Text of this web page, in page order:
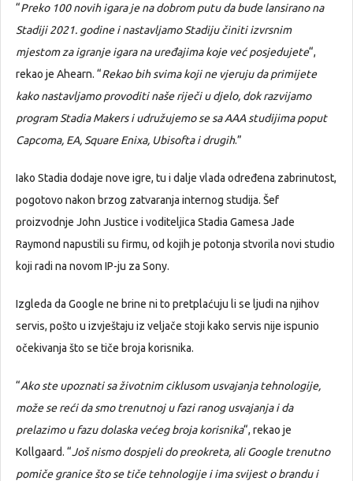
“Preko 100 novih igara je na dobrom putu da bude lansirano na
Stadiji 2021. godine i nastavljamo Stadiju činiti izvrsnim
mjestom za igranje igara na uređajima koje već posjedujete“,
rekao je Ahearn. “Rekao bih svima koji ne vjeruju da primijete
kako nastavljamo provoditi naše riječi u djelo, dok razvijamo
program Stadia Makers i udružujemo se sa AAA studijima poput
Capcoma, EA, Square Enixa, Ubisofta i drugih.”
Iako Stadia dodaje nove igre, tu i dalje vlada određena zabrinutost,
pogotovo nakon brzog zatvaranja internog studija. Šef
proizvodnje John Justice i voditeljica Stadia Gamesa Jade
Raymond napustili su firmu, od kojih je potonja stvorila novi studio
koji radi na novom IP-ju za Sony.
Izgleda da Google ne brine ni to pretplaćuju li se ljudi na njihov
servis, pošto u izvještaju iz veljače stoji kako servis nije ispunio
očekivanja što se tiče broja korisnika.
“Ako ste upoznati sa životnim ciklusom usvajanja tehnologije,
može se reći da smo trenutnoj u fazi ranog usvajanja i da
prelazimo u fazu dolaska većeg broja korisnika“, rekao je
Kollgaard. “Još nismo dospjeli do preokreta, ali Google trenutno
pomiče granice što se tiče tehnologije i ima svijest o brandu i